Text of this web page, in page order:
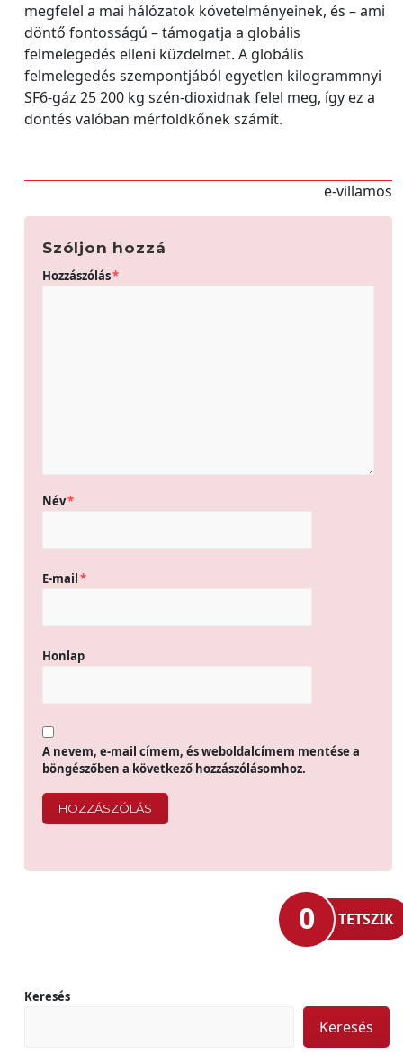
megfelel a mai hálózatok követelményeinek, és – ami
döntő fontosságú – támogatja a globális
felmelegedés elleni küzdelmet. A globális
felmelegedés szempontjából egyetlen kilogrammnyi
SF6-gáz 25 200 kg szén-dioxidnak felel meg, így ez a
döntés valóban mérföldkőnek számít.
e-villamos
Szóljon hozzá
Hozzászólás*
Név*
E-mail*
Honlap
A nevem, e-mail címem, és weboldalcímem mentése a
böngészőben a következő hozzászólásomhoz.
0 TETSZIK
Keresés
Keresés